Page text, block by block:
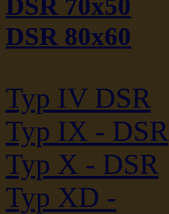
DSR 70x50
DSR 80x60
Typ IV DSR
Typ IX - DSR
Typ X - DSR
Typ XD -